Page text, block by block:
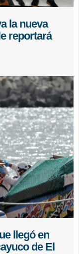
la nueva
reportará
llegó en
de El